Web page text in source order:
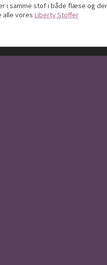
i samme stof i både flæse og
alle vores Liberty Stoffer